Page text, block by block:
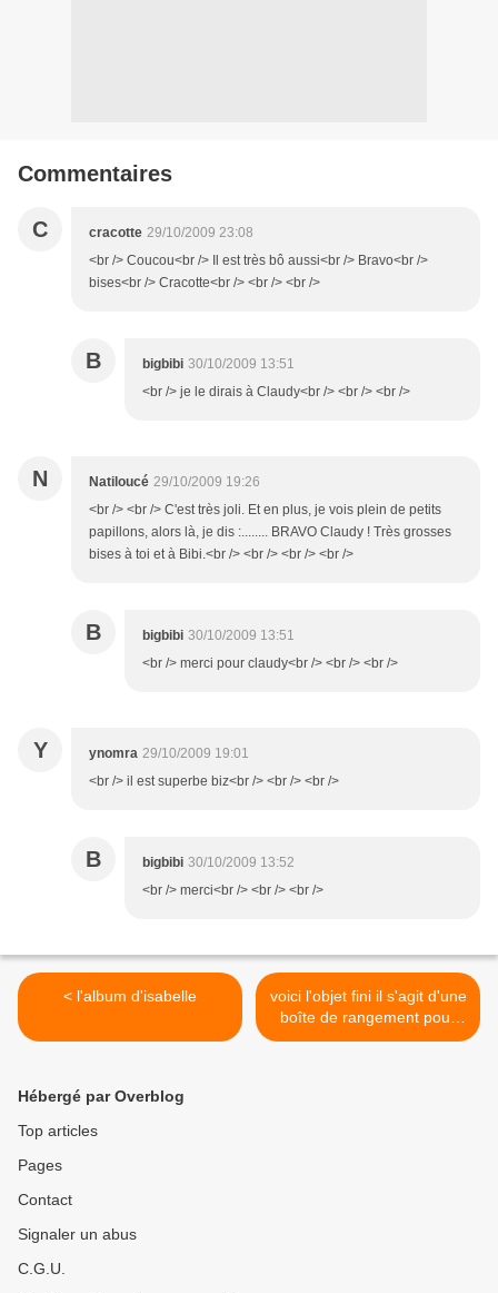
Commentaires
C cracotte 29/10/2009 23:08
<br /> Coucou<br /> Il est très bô aussi<br /> Bravo<br />
bises<br /> Cracotte<br /> <br /> <br />
B bigbibi 30/10/2009 13:51
<br /> je le dirais à Claudy<br /> <br /> <br />
N Natiloucé 29/10/2009 19:26
<br /> <br /> C'est très joli. Et en plus, je vois plein de petits
papillons, alors là, je dis :........ BRAVO Claudy ! Très grosses
bises à toi et à Bibi.<br /> <br /> <br /> <br />
B bigbibi 30/10/2009 13:51
<br /> merci pour claudy<br /> <br /> <br />
Y ynomra 29/10/2009 19:01
<br /> il est superbe biz<br /> <br /> <br />
B bigbibi 30/10/2009 13:52
<br /> merci<br /> <br /> <br />
< l'album d'isabelle
voici l'objet fini il s'agit d'une
boîte de rangement pour
chutes de papier de scrap >
Hébergé par Overblog
Top articles
Pages
Contact
Signaler un abus
C.G.U.